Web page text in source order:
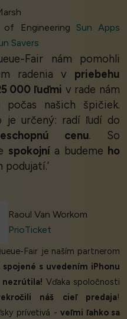
of Engineering Sun Apps
Savers
Fair nám pomohli
radenia v priebehu
000 ľuďmi v rade nám
počas našich špičiek.
je určený: radí ľudí do
cenu. So
spokojnía budeme ho
podujatí.’
Raoul Van Workom
PrioTicket
Fair je naším partnerom
s uvedením iPhonu
nezrútila! Vďaka spoločnosti
náš cieľ predaja!
prívetivá - veľmi ľahko sa